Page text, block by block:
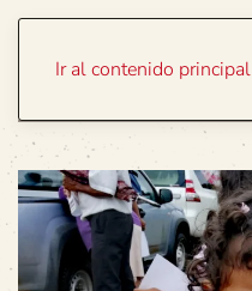
Ir al contenido principal